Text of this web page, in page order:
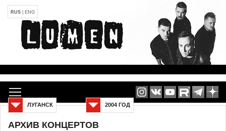
RUS ENG
АРХИВ КОНЦЕРТОВ
2004 ГОД
ЛУГАНСК